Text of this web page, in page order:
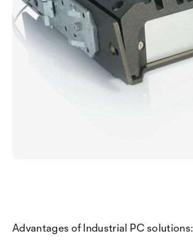
Advantages of Industrial PC solutions: